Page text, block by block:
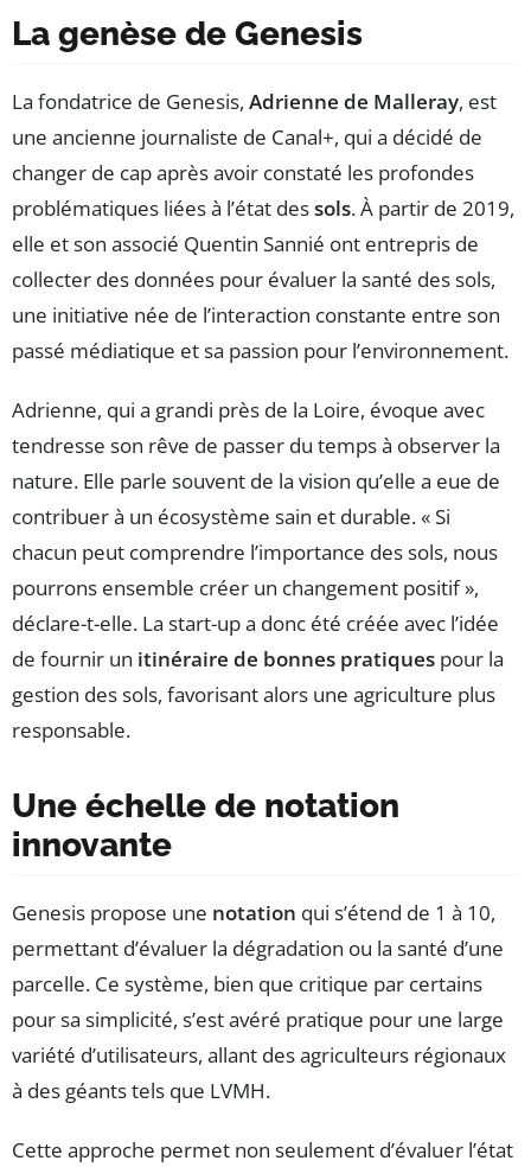
La genèse de Genesis
La fondatrice de Genesis, Adrienne de Malleray, est
une ancienne journaliste de Canal+, qui a décidé de
changer de cap après avoir constaté les profondes
problématiques liées à l’état dessols. À partir de 2019,
elle et son associé Quentin Sannié ont entrepris de
collecter des données pour évaluer la santé des sols,
une initiative née de l’interaction constante entre son
passé médiatique et sa passion pour l’environnement.
Adrienne, qui a grandi près de la Loire, évoque avec
tendresse son rêve de passer du temps à observer la
nature. Elle parle souvent de la vision qu’elle a eue de
contribuer à un écosystème sain et durable. « Si
chacun peut comprendre l’importance des sols, nous
pourrons ensemble créer un changement positif »,
déclare-t-elle. La start-up a donc été créée avec l’idée
de fournir un itinéraire de bonnes pratiques pour la
gestion des sols, favorisant alors une agriculture plus
responsable.
Une échelle de notation
innovante
Genesis propose une notation qui s’étend de 1 à 10,
permettant d’évaluer la dégradation ou la santé d’une
parcelle. Ce système, bien que critique par certains
pour sa simplicité, s’est avéré pratique pour une large
variété d’utilisateurs, allant des agriculteurs régionaux
à des géants tels que LVMH.
Cette approche permet non seulement d’évaluer l’état